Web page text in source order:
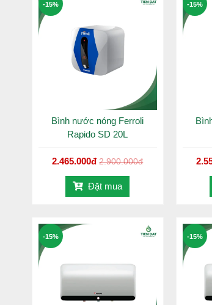
Vỏ nhựa ABS chống va đập, an toàn
Cài đặt nhiệt độ
Hãng sản xuất: FERROLI
Công nghệ sản xuất: Italy
Sản xuất tại: Việt Nam
Bình nước nóng Ferroli
Rapido SD 20L
2.465.000đ 2.900.000đ
-15%
Đặt mua
-15%
-15% -15%